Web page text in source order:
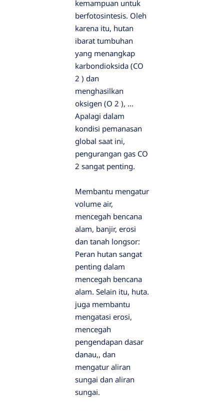
kemampuan untuk
berfotosintesis. Oleh
karena itu, hutan
ibarat tumbuhan
yang menangkap
karbondioksida (CO
2 ) dan
menghasilkan
oksigen (O 2 ), ...
Apalagi dalam
kondisi pemanasan
global saat ini,
pengurangan gas CO
2 sangat penting.
Membantu mengatur
volume air,
mencegah bencana
alam, banjir, erosi
dan tanah longsor:
Peran hutan sangat
penting dalam
mencegah bencana
alam. Selain itu, huta.
juga membantu
mengatasi erosi,
mencegah
pengendapan dasar
danau,, dan
mengatur aliran
sungai dan aliran
sungai.